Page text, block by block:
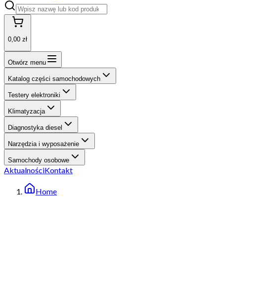
0,00 zł
Otwórz menu
Katalog części samochodowych
Testery elektroniki
Klimatyzacja
Diagnostyka diesel
Narzędzia i wyposażenie
Samochody osobowe
AktualnościKontakt
Home